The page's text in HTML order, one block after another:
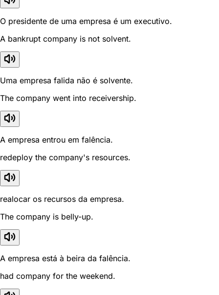
O presidente de uma empresa é um executivo.
A bankrupt company is not solvent.
Uma empresa falida não é solvente.
The company went into receivership.
A empresa entrou em falência.
redeploy the company's resources.
realocar os recursos da empresa.
The company is belly-up.
A empresa está à beira da falência.
had company for the weekend.